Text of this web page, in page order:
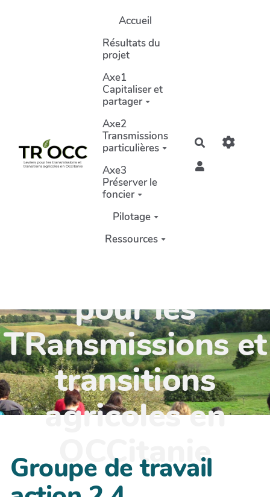
Aller au contenu principalAccueil
Résultats du
projet
Axe1
Capitaliser et
partager
Axe2
Transmissions
particulières
Axe3
Préserver le
foncier
Pilotage
Ressources
Rechercher
pour les
TRansmissions et
transitions
agricoles en
OCCitanie
Groupe de travail